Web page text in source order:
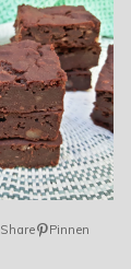
Share Pinnen